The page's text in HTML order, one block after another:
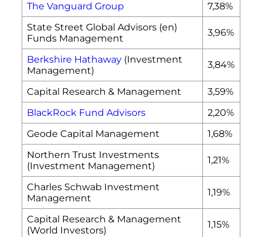
The Vanguard Group
7,38%
State Street Global Advisors (en)
Funds Management
3,96%
Berkshire Hathaway (Investment
Management)
3,84%
Capital Research & Management
3,59%
BlackRock Fund Advisors
2,20%
Geode Capital Management
1,68%
Northern Trust Investments
(Investment Management)
1,21%
Charles Schwab Investment
Management
1,19%
Capital Research & Management
(World Investors)
1,15%